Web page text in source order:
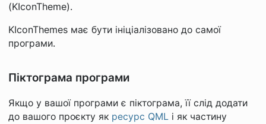
(KIconTheme).
KIconThemes має бути ініціалізовано до самої
програми.
Піктограма програми
Якщо у вашої програми є піктограма, її слід додати
до вашого проєкту як ресурс QMLі як частину